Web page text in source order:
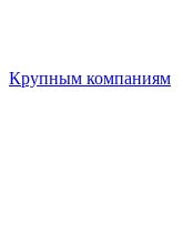
Крупным компаниям